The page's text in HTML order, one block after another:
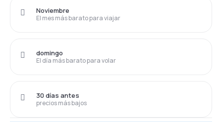
El mes más barato para viajar
Noviembre
El día más barato para volar
domingo
precios más bajos
30 días antes